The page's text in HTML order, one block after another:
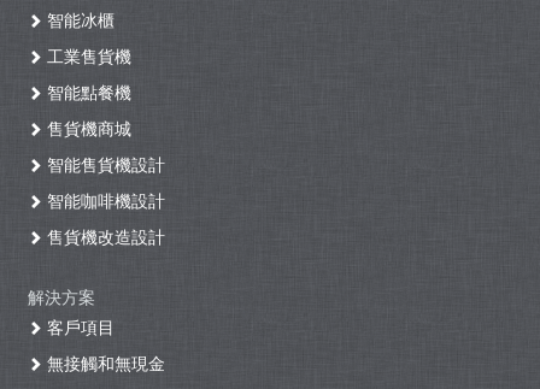
智能冰櫃
工業售貨機
智能點餐機
售貨機商城
智能售貨機設計
智能咖啡機設計
售貨機改造設計
解決方案
客戶項目
無接觸和無現金